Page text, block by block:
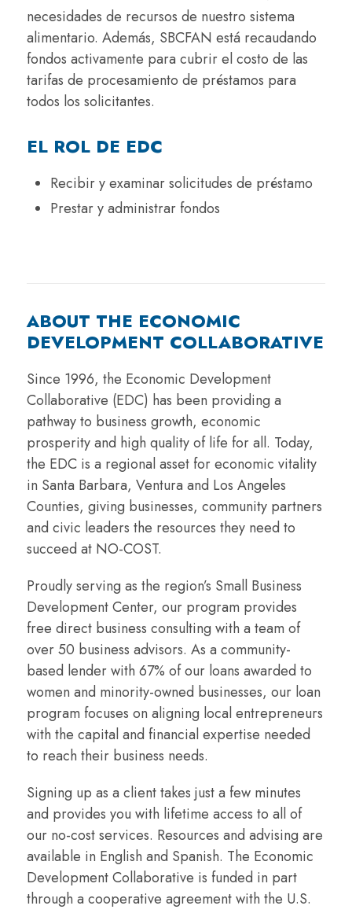
necesidades de recursos de nuestro sistema
alimentario. Además, SBCFAN está recaudando
fondos activamente para cubrir el costo de las
tarifas de procesamiento de préstamos para
todos los solicitantes.
EL ROL DE EDC
Recibir y examinar solicitudes de préstamo
Prestar y administrar fondos
ABOUT THE ECONOMIC
DEVELOPMENT COLLABORATIVE
Since 1996, the Economic Development
Collaborative (EDC) has been providing a
pathway to business growth, economic
prosperity and high quality of life for all. Today,
the EDC is a regional asset for economic vitality
in Santa Barbara, Ventura and Los Angeles
Counties, giving businesses, community partners
and civic leaders the resources they need to
succeed at NO-COST.
Proudly serving as the region’s Small Business
Development Center, our program provides
free direct business consulting with a team of
over 50 business advisors. As a community-
based lender with 67% of our loans awarded to
women and minority-owned businesses, our loan
program focuses on aligning local entrepreneurs
with the capital and financial expertise needed
to reach their business needs.
Signing up as a client takes just a few minutes
and provides you with lifetime access to all of
our no-cost services. Resources and advising are
available in English and Spanish. The Economic
Development Collaborative is funded in part
through a cooperative agreement with the U.S.